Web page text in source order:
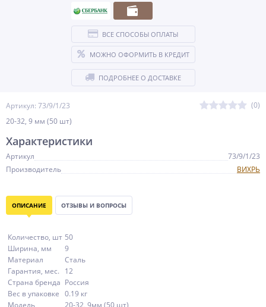
Артикул: 73/9/1/23
(0)
20-32, 9 мм (50 шт)
ВСЕ СПОСОБЫ ОПЛАТЫ
МОЖНО ОФОРМИТЬ В КРЕДИТ
ПОДРОБНЕЕ О ДОСТАВКЕ
Характеристики
Артикул
73/9/1/23
Производитель
ВИХРЬ
ОПИСАНИЕ ОТЗЫВЫ И ВОПРОСЫ
Количество, шт 50
Ширина, мм
9
Материал
Сталь
Гарантия, мес.
12
Страна бренда Россия
Вес в упаковке 0.19 кг
Модель
20-32, 9мм (50 шт)